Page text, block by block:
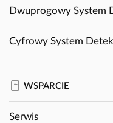
Dwuprogowy System
Cyfrowy System
WSPARCIE
Serwis